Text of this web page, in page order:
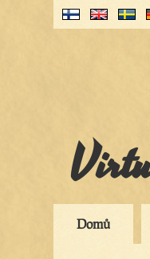
Domů